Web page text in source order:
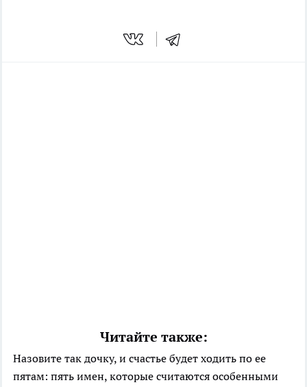
Читайте также:
Назовите так дочку, и счастье будет ходить по ее
пятам: пять имен, которые считаются особенными